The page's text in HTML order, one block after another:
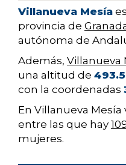
Villanueva Mesía
provincia de
autónoma de
Además, Villanueva
una altitud de
con la coordenadas
En Villanueva Mesía
entre las que hay
mujeres.